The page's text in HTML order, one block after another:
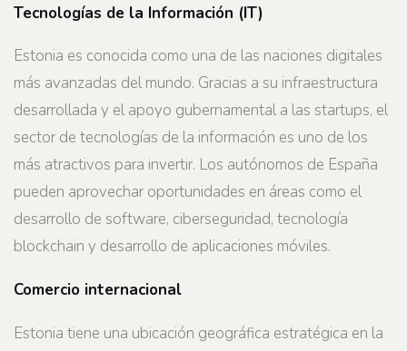
Tecnologías de la Información (IT)
Estonia es conocida como una de las naciones digitales
más avanzadas del mundo. Gracias a su infraestructura
desarrollada y el apoyo gubernamental a las startups, el
sector de tecnologías de la información es uno de los
más atractivos para invertir. Los autónomos de España
pueden aprovechar oportunidades en áreas como el
desarrollo de software, ciberseguridad, tecnología
blockchain y desarrollo de aplicaciones móviles.
Comercio internacional
Estonia tiene una ubicación geográfica estratégica en la